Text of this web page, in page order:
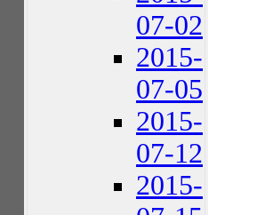
07-02
2015-
07-05
2015-
07-12
2015-